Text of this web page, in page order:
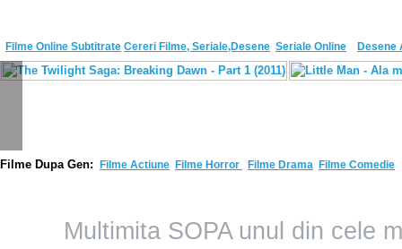
Filme Online Subtitrate Cereri Filme, Seriale,Desene Seriale Online Desene
Filme Dupa Gen: Filme Actiune Filme Horror Filme Drama Filme Comedie
Multimita SOPA unul din cele